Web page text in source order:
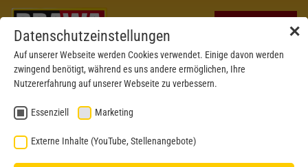
✕
Datenschutzeinstellungen
Auf unserer Webseite werden Cookies verwendet. Einige davon werden
zwingend benötigt, während es uns andere ermöglichen, Ihre
Nutzererfahrung auf unserer Webseite zu verbessern.
Essenziell Marketing
Externe Inhalte (YouTube, Stellenangebote)